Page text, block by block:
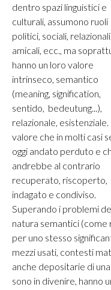
dentro spazi linguistici e
culturali, assumono ruoli
politici, sociali, relazionali,
amicali, ecc., ma
hanno un loro valore
intrinseco, semantico
(meaning, signification,
sentido, bedeutung...),
relazionale, esistenziale.
valore che in molti casi
oggi andato perduto e
andrebbe al contrario
recuperato, riscoperto,
indagato e condiviso.
Superando i problemi
natura semantici (come
per uno stesso
mezzi usati, contesti
anche depositarie di
sono in divenire, hanno